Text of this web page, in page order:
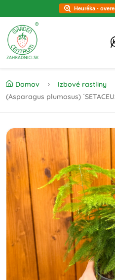
Heuréka -
Domov Izbové rastliny
(Asparagus plumosus)